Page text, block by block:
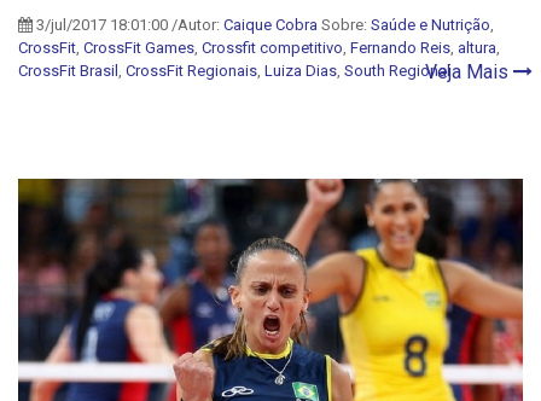
3/jul/2017 18:01:00 /Autor: Caique Cobra Sobre: Saúde e Nutrição
CrossFit CrossFit Games Crossfit competitivo Fernando Reis altura
CrossFit Brasil CrossFit Regionais Luiza Dias South RegionalVeja Mais